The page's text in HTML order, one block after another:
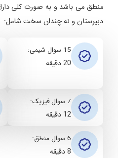
دبیرستان و نه چندان سخت شامل:
15 سوال شیمی:
20 دقیقه
7 سوال فیزیک:
12 دقیقه
6 سوال منطق:
8 دقیقه